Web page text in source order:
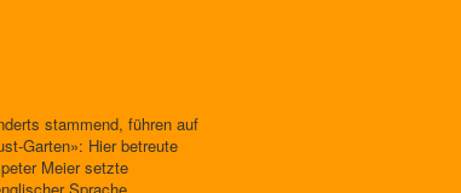
stammend, führen auf
Garten»: Hier betreute
Meier setzte